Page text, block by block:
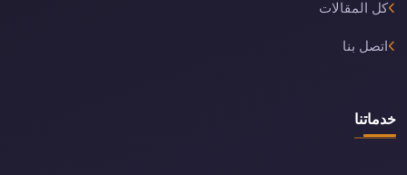
كل المقالات
اتصل بنا
خدماتنا